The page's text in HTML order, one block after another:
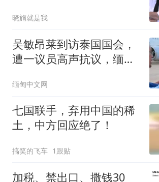
晓旓就是我
吴敏昂莱到访泰国国会，
遭一议员高声抗议，缅甸
缅甸中文网
七国联手，弃用中国的稀
土，中方回应绝了！
搞笑的飞车 1跟贴
加税、禁出口、撒钱30